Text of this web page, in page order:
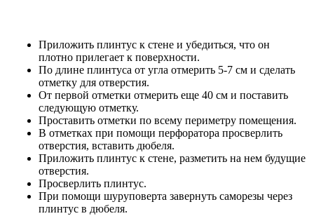
Приложить плинтус к стене и убедиться, что он
плотно прилегает к поверхности.
По длине плинтуса от угла отмерить 5-7 см и сделать
отметку для отверстия.
От первой отметки отмерить еще 40 см и поставить
следующую отметку.
Проставить отметки по всему периметру помещения.
В отметках при помощи перфоратора просверлить
отверстия, вставить дюбеля.
Приложить плинтус к стене, разметить на нем будущие
отверстия.
Просверлить плинтус.
При помощи шуруповерта завернуть саморезы через
плинтус в дюбеля.